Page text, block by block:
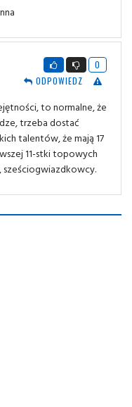
0
ODPOWIEDZ
to normalne, że
trzeba dostać
talentów, że mają 17
11-stki topowych
sześciogwiazdkowcy.